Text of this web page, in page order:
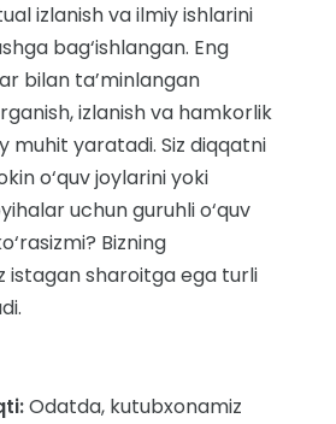
izlanish va ilmiy ishlarini
bag‘ishlangan. Eng
bilan ta’minlangan
izlanish va hamkorlik
muhit yaratadi. Siz diqqatni
o‘quv joylarini yoki
uchun guruhli o‘quv
Bizning
istagan sharoitga ega turli
Odatda, kutubxonamiz